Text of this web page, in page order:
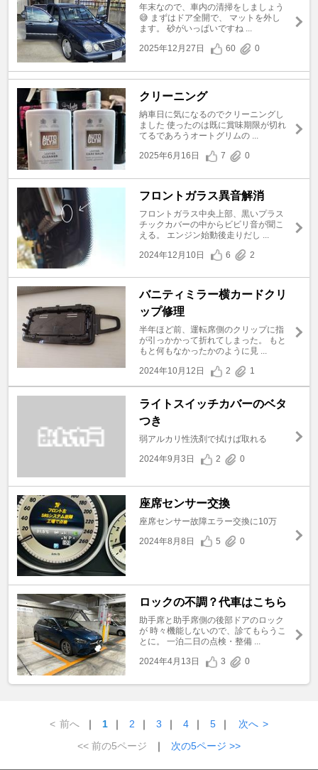
年末なので、車内の清掃をしましょう
😅 まずはドア全開で、 マットを外し
ます。 砂がいっぱいですね ...
2025年12月27日
60 0
クリーニング
納車日に気になるのでクリーニングし
ました 使ったのは既に賞味期限が切れ
てるであろうオートグリムの ...
2025年6月16日
7 0
フロントガラス異音解消
フロントガラス中央上部、黒いプラス
チックカバーの中からビビリ音が聞こ
える。 エンジン始動後走りだし ...
2024年12月10日
6 2
バニティミラー横カードクリ
ップ修理
半年ほど前、運転席側のクリップに指
が引っかかって折れてしまった。 もと
もと何もなかったかのように見 ...
2024年10月12日
2 1
ライトスイッチカバーのベタ
つき
弱アルカリ性洗剤で拭けば取れる
2024年9月3日
2 0
座席センサー交換
座席センサー故障エラー交換に10万
2024年8月8日
5 0
ロックの不調？代車はこちら
助手席と助手席側の後部ドアのロック
が 時々機能しないので、診てもらうこ
とに。 一泊二日の点検・整備 ...
2024年4月13日
3 0
< 前へ ｜ 1 ｜ 2 ｜ 3 ｜ 4 ｜ 5 ｜ 次へ >
<< 前の5ページ
｜ 次の5ページ >>